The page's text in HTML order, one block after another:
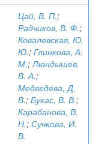
Цай, В. П.;
Радчиков, В. Ф.;
Ковалевская, Ю.
Ю.; Глинкова, А.
М.;Люндышев,
В. А.;
Медведева, Д.
В.; Букас, В. В.;
Карабанова, В.
Н.; Сучкова, И.
В.